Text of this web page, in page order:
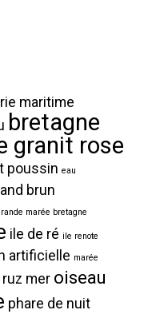
maritime
bretagne
granit rose
poussin eau
brun
marée bretagne
ile de ré ile renote
artificielle marée
mer oiseau
phare de nuit